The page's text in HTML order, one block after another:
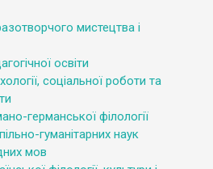
мистецтва і
освіти
соціальної роботи та
германської філології
гуманітарних наук
мов